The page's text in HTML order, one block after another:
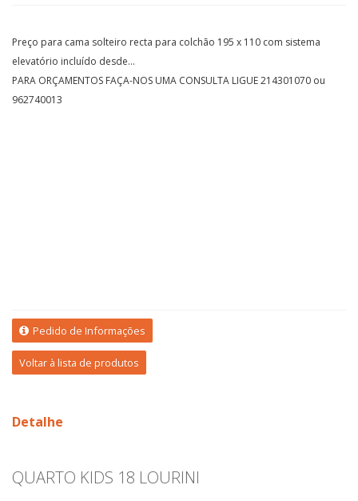
Preço para cama solteiro recta para colchão 195 x 110 com sistema
elevatório incluído desde...
PARA ORÇAMENTOS FAÇA-NOS UMA CONSULTA LIGUE 214301070 ou
962740013
Pedido de Informações
Voltar à lista de produtos
Detalhe
QUARTO KIDS 18 LOURINI